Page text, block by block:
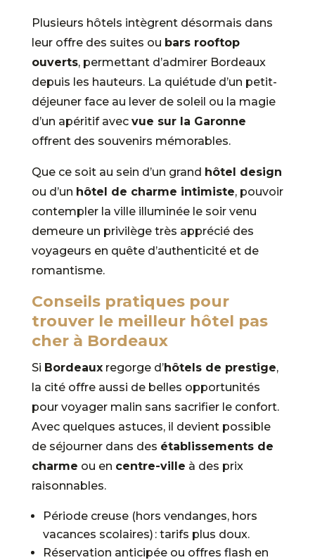
Plusieurs hôtels intègrent désormais dans
leur offre des suites ou bars rooftop
ouverts, permettant d’admirer Bordeaux
depuis les hauteurs. La quiétude d’un petit-
déjeuner face au lever de soleil ou la magie
d’un apéritif avec vue sur la Garonne
offrent des souvenirs mémorables.
Que ce soit au sein d’un grand hôtel design
ou d’un hôtel de charme intimiste, pouvoir
contempler la ville illuminée le soir venu
demeure un privilège très apprécié des
voyageurs en quête d’authenticité et de
romantisme.
Conseils pratiques pour
trouver le meilleur hôtel pas
cher à Bordeaux
Si Bordeauxregorge d’hôtels de prestige,
la cité offre aussi de belles opportunités
pour voyager malin sans sacrifier le confort.
Avec quelques astuces, il devient possible
de séjourner dans des établissements de
charme ou en centre-ville à des prix
raisonnables.
Période creuse (hors vendanges, hors
vacances scolaires) : tarifs plus doux.
Réservation anticipée ou offres flash en